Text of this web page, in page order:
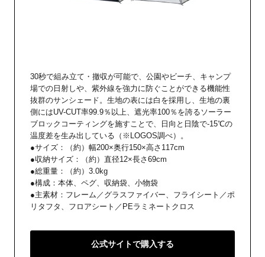
30秒で組み立て・撤収が可能で、公園やビーチ、キャンプ
場での日射しや、紫外線を強力に防ぐことができる機能性
抜群のサンシェード。生地の表には白を採用し、生地の裏
側にはUV-CUT率99.9％以上、遮光率100％を誇るソーラー
ブロックコーティングを施すことで、日向と日陰で-15℃の
温度差を生み出している（※LOGOS調べ）。
●サイズ：（約）幅200×奥行150×高さ117cm
●収納サイズ：（約）直径12×長さ69cm
●総重量：（約）3.0kg
●構成：本体、ペグ、収納袋、小物袋
●主素材：フレーム／グラスファイバー、フライシート／ポ
リタフタ、フロアシート／PEラミネートクロス
公式サイトで購入する